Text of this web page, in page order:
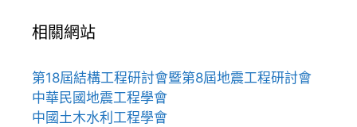
相關網站
第18屆結構工程研討會暨第8屆地震工程研討會
中華民國地震工程學會
中國土木水利工程學會